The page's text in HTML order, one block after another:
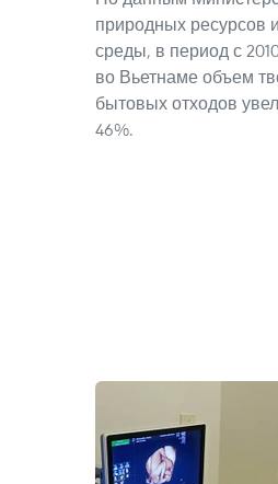
природных ресурсов
среды, в период с
во Вьетнаме объем
бытовых отходов
46%.